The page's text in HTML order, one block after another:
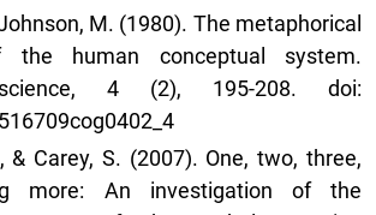
M. (1980). The metaphorical
the human conceptual system.
4 (2), 195-208. doi:
& Carey, S. (2007). One, two, three,
more: An investigation of the